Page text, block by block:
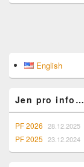
Sidebar
Widget
English
Jen pro info…
PF 2026 28.12.2025
PF 2025 23.12.2024